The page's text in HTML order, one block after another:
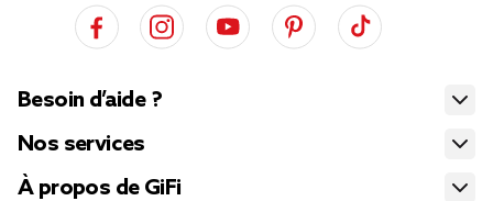
Besoin d’aide ?
Nos services
À propos de GiFi